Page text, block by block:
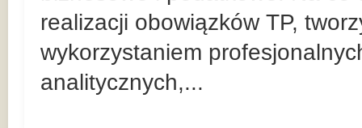
realizacji obowiązków TP,
wykorzystaniem
analitycznych,...